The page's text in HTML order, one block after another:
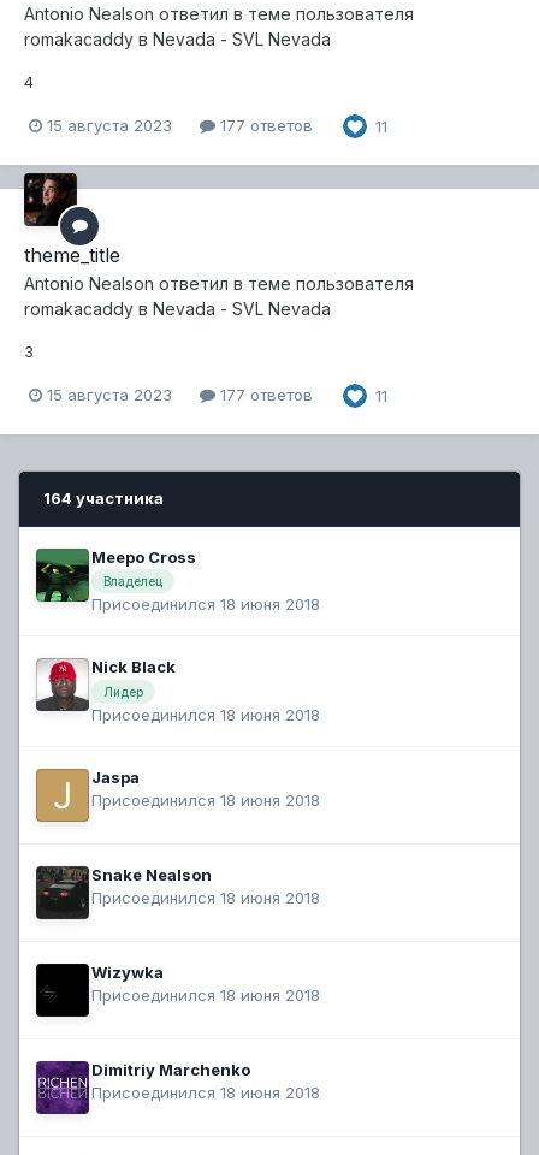
Antonio Nealson ответил в теме пользователя
romakacaddy в Nevada - SVL Nevada
4
15 августа 2023 177 ответов 11
theme_title
Antonio Nealson ответил в теме пользователя
romakacaddy в Nevada - SVL Nevada
3
15 августа 2023 177 ответов 11
164 участника
Meepo Cross
Владелец
Присоединился 18 июня 2018
Nick Black
Лидер
Присоединился 18 июня 2018
Jaspa
Присоединился 18 июня 2018
Snake Nealson
Присоединился 18 июня 2018
Wizywka
Присоединился 18 июня 2018
Dimitriy Marchenko
Присоединился 18 июня 2018